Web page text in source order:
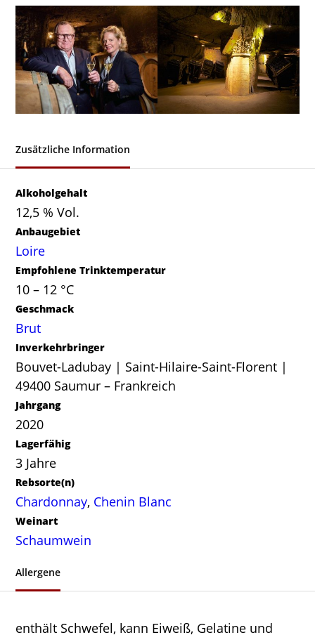
Zusätzliche Information
Alkoholgehalt
12,5 % Vol.
Anbaugebiet
Loire
Empfohlene Trinktemperatur
10 – 12 °C
Geschmack
Brut
Inverkehrbringer
Bouvet-Ladubay | Saint-Hilaire-Saint-Florent |
49400 Saumur – Frankreich
Jahrgang
2020
Lagerfähig
3 Jahre
Rebsorte(n)
Chardonnay, Chenin Blanc
Weinart
Schaumwein
Allergene
enthält Schwefel, kann Eiweiß, Gelatine und